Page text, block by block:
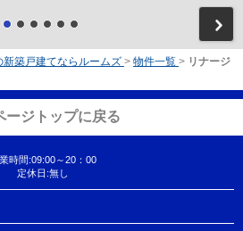
築戸建てならルームズ > 物件一覧 > リナージ
ージトップに戻る
時間:09:00～20：00
定休日:無し